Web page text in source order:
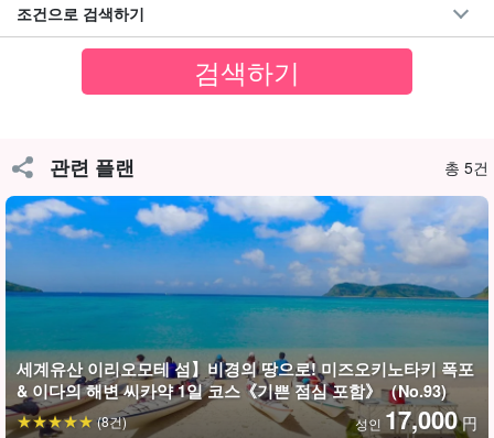
가장 먼저 나타나는 것은 폭 20m, 높이 16m의 웅장한 3단
마리유두
폭포입니다. 마리유두는 '둥근 고임'이라는 뜻을 가지고 있습니다.
마리유두 폭포의 난이도
조건으로 검색하기
관련 플랜 총 5건
세계유산 이리오모테 섬】비경의 땅으로! 미즈오키노타키 폭포
& 이다의 해변 씨카약 1일 코스《기쁜 점심 포함》（No.93)
성인 17,000 円
(8건)